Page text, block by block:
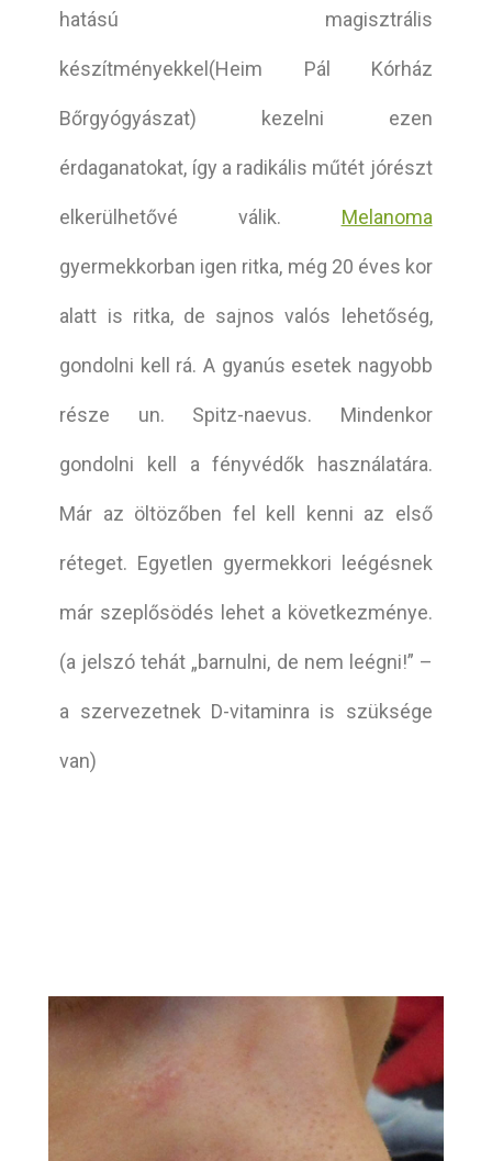
hatású magisztrális
készítményekkel(Heim Pál Kórház
Bőrgyógyászat) kezelni ezen
érdaganatokat, így a radikális műtét jórészt
elkerülhetővé válik. Melanoma
gyermekkorban igen ritka, még 20 éves kor
alatt is ritka, de sajnos valós lehetőség,
gondolni kell rá. A gyanús esetek nagyobb
része un. Spitz-naevus. Mindenkor
gondolni kell a fényvédők használatára.
Már az öltözőben fel kell kenni az első
réteget. Egyetlen gyermekkori leégésnek
már szeplősödés lehet a következménye.
(a jelszó tehát „barnulni, de nem leégni!” –
a szervezetnek D-vitaminra is szüksége
van)